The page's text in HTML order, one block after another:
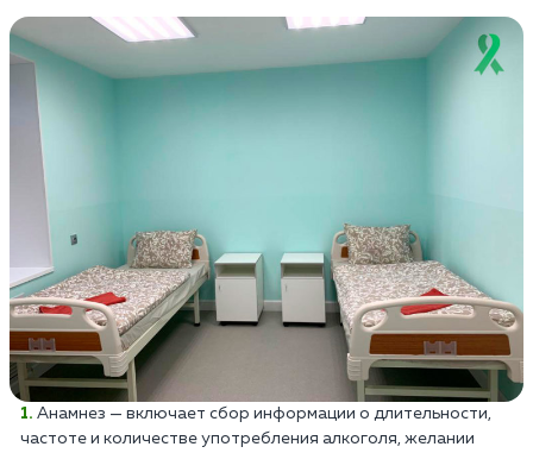
Анамнез — включает сбор информации о длительности,
частоте и количестве употребления алкоголя, желании